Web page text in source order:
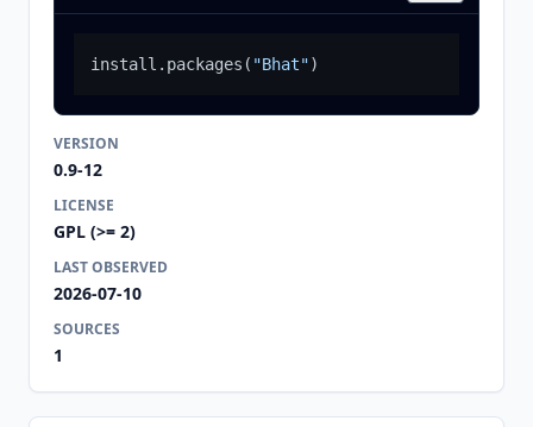
install.packages ( "Bhat")
VERSION
0.9-12
LICENSE
GPL (>= 2)
LAST OBSERVED
2026-07-10
SOURCES
1